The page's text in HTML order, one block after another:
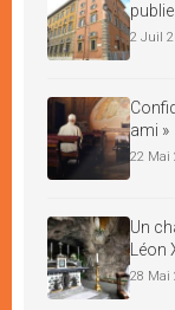
2 Juil
ami »
22 Mai
Un
Léon
28 Mai